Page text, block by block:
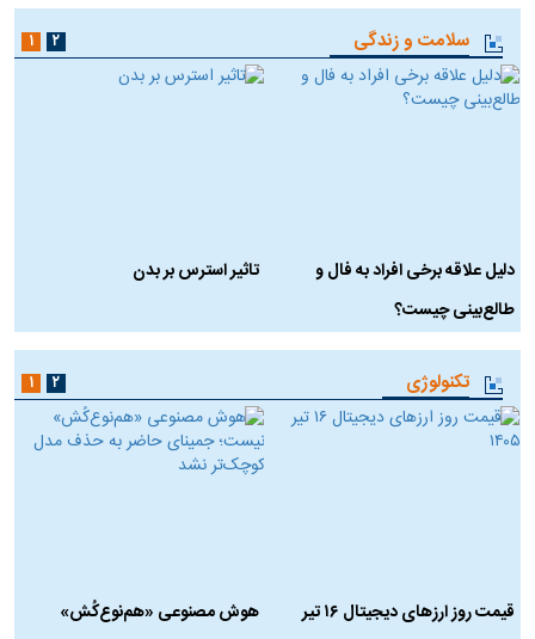
سلامت و زندگی
دلیل علاقه برخی افراد به فال و
طالع‌بینی چیست؟
تاثیر استرس بر بدن
۱ ۲
تکنولوژی
قیمت روز ارز‌های دیجیتال ۱۶ تیر
هوش مصنوعی «هم‌نوع‌کُش»
۱ ۲